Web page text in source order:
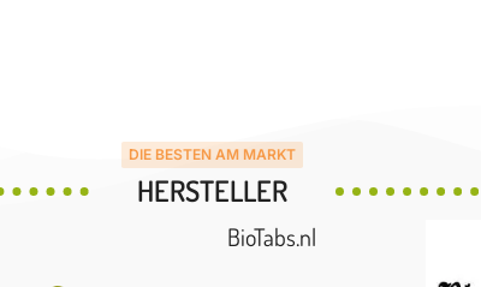
DIE BESTEN AM MARKT
HERSTELLER
BioTabs.nl